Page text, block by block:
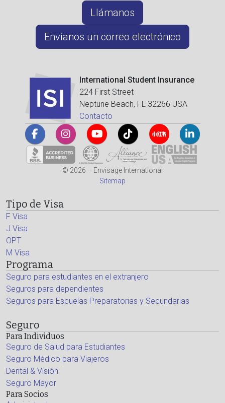
Llámanos
Envíanos un correo electrónico
International Student Insurance
224 First Street
Neptune Beach, FL 32266 USA
Contacto
© 2026 – Envisage International
Sitemap
Tipo de Visa
F Visa
J Visa
OPT
M Visa
Programa
Seguro para estudiantes en el extranjero
Seguros para dependientes
Seguros para Escuelas Preparatorias y Secundarias
Seguro
Para Individuos
Seguro de Salud para Estudiantes
Seguro Médico para Viajeros
Dental & Visión
Seguro Mayor
Para Socios